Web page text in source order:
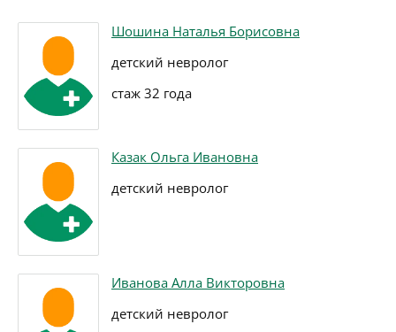
Шошина Наталья Борисовна
детский невролог
стаж 32 года
Казак Ольга Ивановна
детский невролог
Иванова Алла Викторовна
детский невролог